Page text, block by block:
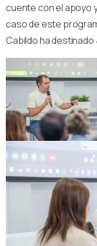
cuente con el apoyo
caso de este
Cabildo ha destinado